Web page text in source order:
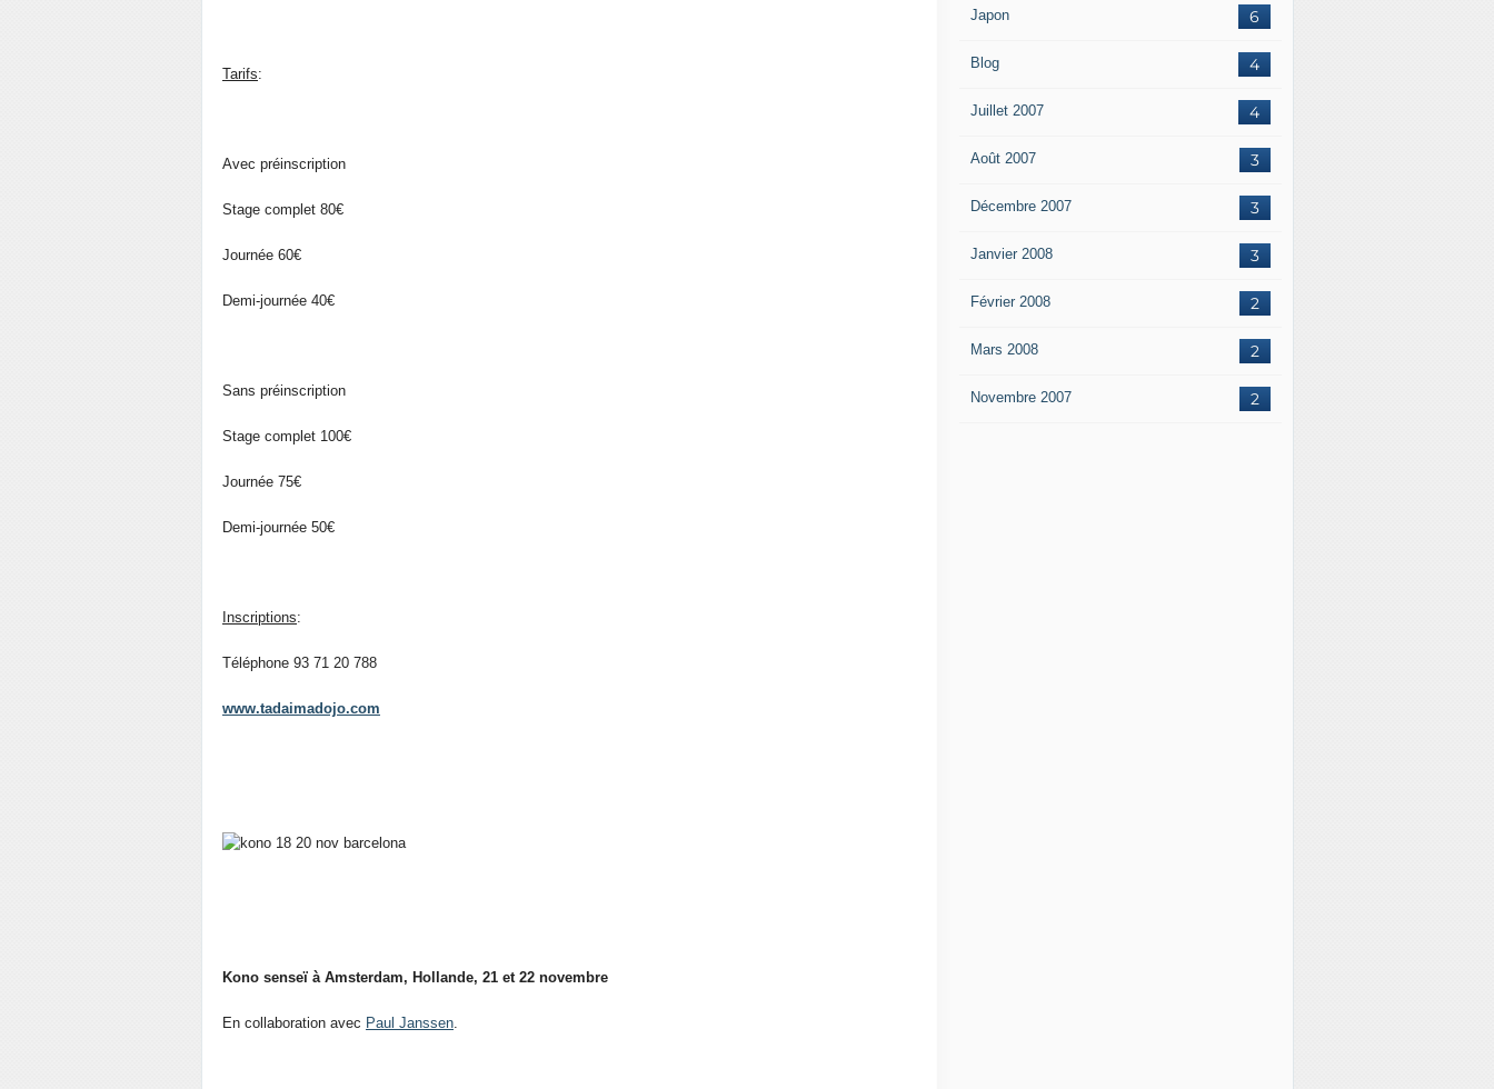
Tarifs:
Avec préinscription
Stage complet 80€
Journée 60€
Demi-journée 40€
Sans préinscription
Stage complet 100€
Journée 75€
Demi-journée 50€
Inscriptions:
Téléphone 93 71 20 788
www.tadaimadojo.com
Kono senseï à Amsterdam, Hollande, 21 et 22 novembre
En collaboration avec Paul Janssen.
6
Japon
4
Blog
4
Juillet 2007
3
Août 2007
3
Décembre 2007
3
Janvier 2008
2
Février 2008
2
Mars 2008
2
Novembre 2007